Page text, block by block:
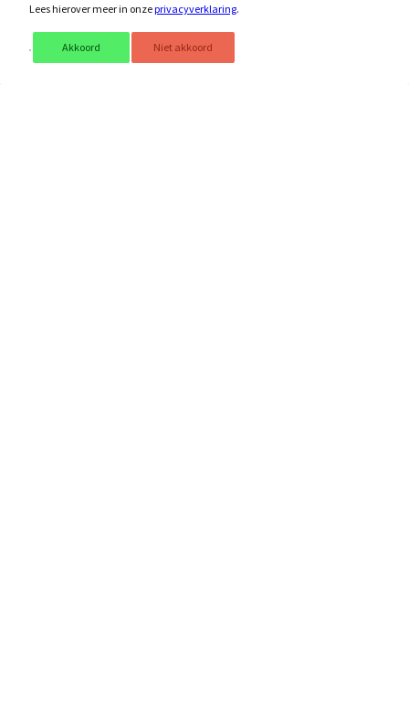
Weet u niet zeker welke behandeling het beste bij uw huid
past? Dan plannen wij graag in overleg een
Lees hierover meer in onzeprivacyverklaring.
Akkoord Niet akkoord